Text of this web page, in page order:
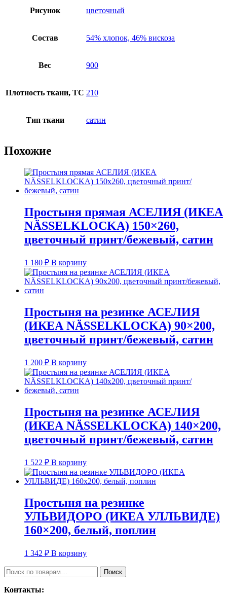
Рисунок цветочный
Состав 54% хлопок, 46% вискоза
Вес 900
Плотность ткани, TC 210
Тип ткани сатин
Похожие
Простыня прямая АСЕЛИЯ (ИКЕА
NÄSSELKLOCKA) 150×260,
цветочный принт/бежевый, сатин
1 180 ₽ В корзину
Простыня на резинке АСЕЛИЯ
(ИКЕА NÄSSELKLOCKA) 90×200,
цветочный принт/бежевый, сатин
1 200 ₽ В корзину
Простыня на резинке АСЕЛИЯ
(ИКЕА NÄSSELKLOCKA) 140×200,
цветочный принт/бежевый, сатин
1 522 ₽ В корзину
Простыня на резинке
УЛЬВИДОРО (ИКЕА УЛЛЬВИДЕ)
160×200, белый, поплин
1 342 ₽ В корзину
Искать:
Поиск
Контакты: